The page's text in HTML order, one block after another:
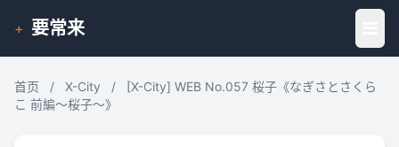
+ 要常来
首页 / X-City /
[X-City] WEB No.057 桜子《なぎさとさくら
こ 前編～桜子～》